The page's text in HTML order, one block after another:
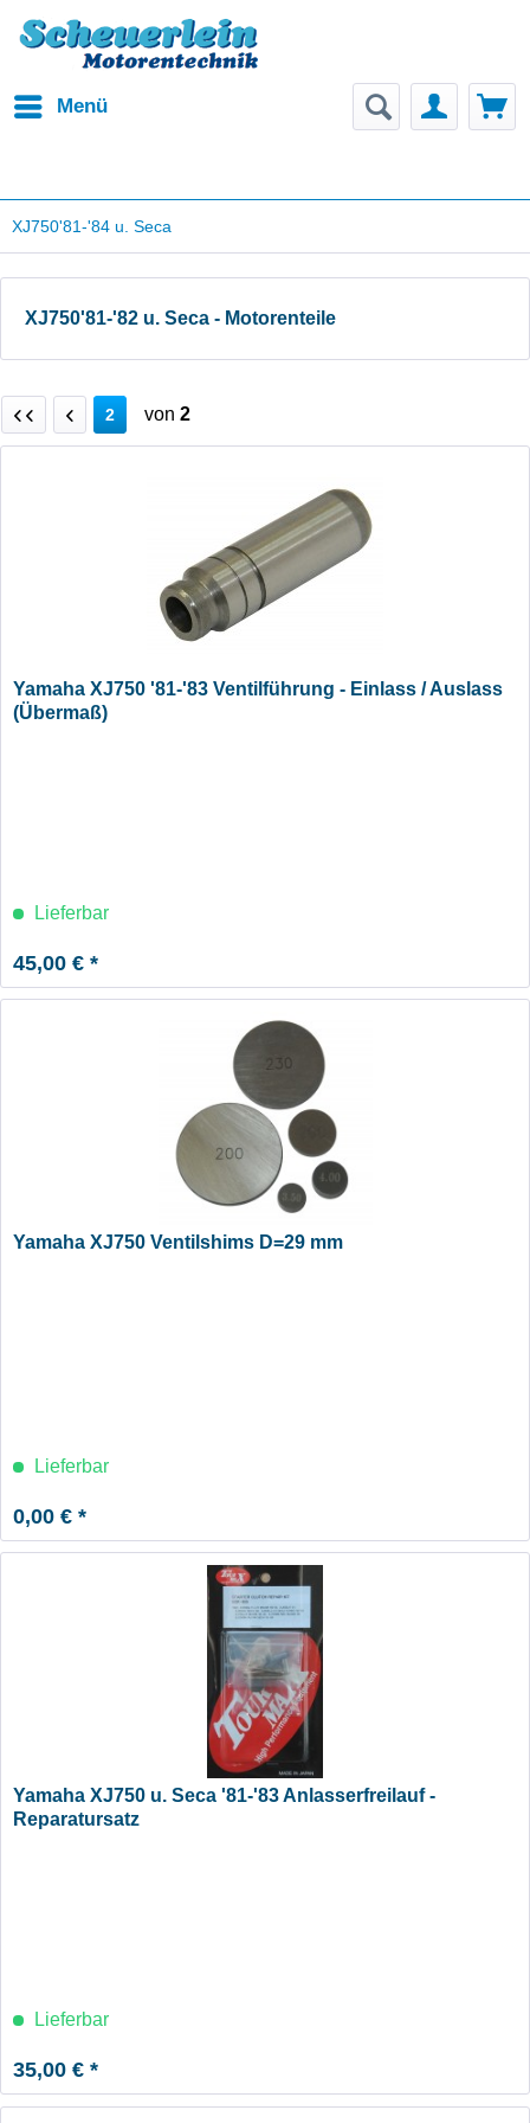
Menü
XJ750'81-'84 u. Seca
XJ750'81-'82 u. Seca - Motorenteile
2 von 2
Yamaha XJ750 '81-'83 Ventilführung - Einlass / Auslass
(Übermaß)
Lieferbar
45,00 € *
Yamaha XJ750 Ventilshims D=29 mm
Lieferbar
0,00 € *
Yamaha XJ750 u. Seca '81-'83 Anlasserfreilauf -
Reparatursatz
Lieferbar
35,00 € *